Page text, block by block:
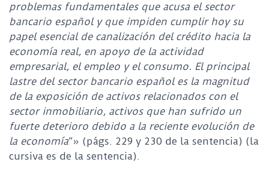
problemas fundamentales que acusa el sector
bancario español y que impiden cumplir hoy su
papel esencial de canalización del crédito hacia la
economía real, en apoyo de la actividad
empresarial, el empleo y el consumo. El principal
lastre del sector bancario español es la magnitud
de la exposición de activos relacionados con el
sector inmobiliario, activos que han sufrido un
fuerte deterioro debido a la reciente evolución de
la economía”» (págs. 229 y 230 de la sentencia) (la
cursiva es de la sentencia).